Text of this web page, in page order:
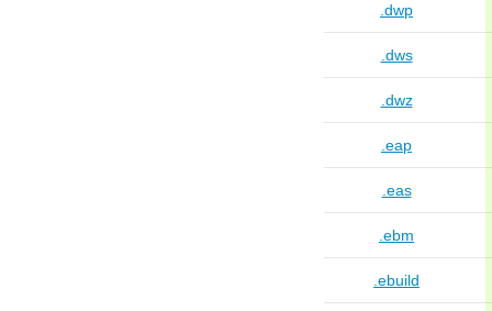
.dwp
.dws
.dwz
.eap
.eas
.ebm
.ebuild